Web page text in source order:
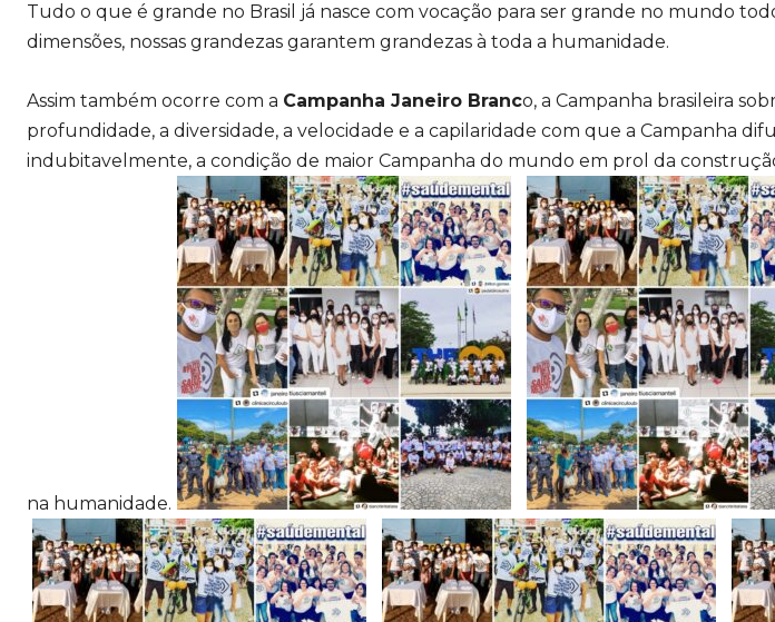
Tudo o que é grande no Brasil já nasce com vocação para ser grande no mundo
dimensões, nossas grandezas garantem grandezas à toda a humanidade.
Assim também ocorre com a Campanha Janeiro Branco, a Campanha brasileira
profundidade, a diversidade, a velocidade e a capilaridade com que a Campanha
indubitavelmente, a condição de maior Campanha do mundo em prol da
na humanidade.